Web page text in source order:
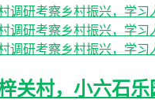
村，小六石乐